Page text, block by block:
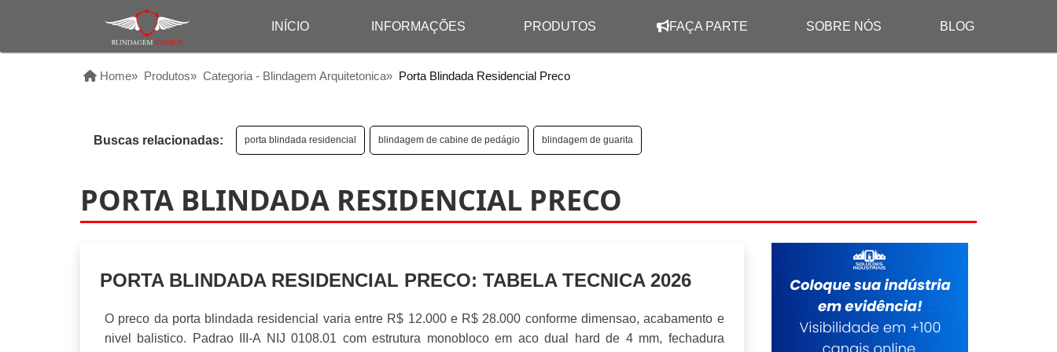
INÍCIO INFORMAÇÕES PRODUTOS FAÇA PARTE SOBRE NÓS BLOG
Home» Produtos» Categoria - Blindagem Arquitetonica» Porta Blindada Residencial Preco
Buscas relacionadas: porta blindada residencial blindagem de cabine de pedágio blindagem de guarita
PORTA BLINDADA RESIDENCIAL PRECO
PORTA BLINDADA RESIDENCIAL PRECO: TABELA TECNICA 2026
O preco da porta blindada residencial varia entre R$ 12.000 e R$ 28.000 conforme dimensao, acabamento e
nivel balistico. Padrao III-A NIJ 0108.01 com estrutura monobloco em aco dual hard de 4 mm, fechadura